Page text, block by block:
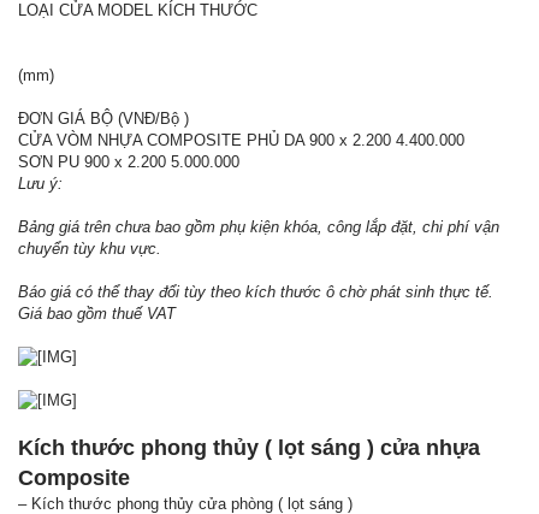
LOẠI CỬA MODEL KÍCH THƯỚC
(mm)
ĐƠN GIÁ BỘ (VNĐ/Bộ )
CỬA VÒM NHỰA COMPOSITE PHỦ DA 900 x 2.200 4.400.000
SƠN PU 900 x 2.200 5.000.000
Lưu ý:
Bảng giá trên chưa bao gồm phụ kiện khóa, công lắp đặt, chi phí vận
chuyển tùy khu vực.
Báo giá có thể thay đổi tùy theo kích thước ô chờ phát sinh thực tế.
Giá bao gồm thuế VAT
Kích thước phong thủy ( lọt sáng ) cửa nhựa
Composite
– Kích thước phong thủy cửa phòng ( lọt sáng )